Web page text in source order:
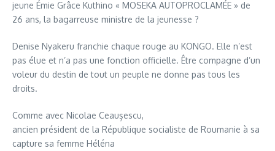
jeune Émie Grâce Kuthino « MOSEKA AUTOPROCLAMÉE » de
26 ans, la bagarreuse ministre de la jeunesse ?
Denise Nyakeru franchie chaque rouge au KONGO. Elle n’est
pas élue et n’a pas une fonction officielle. Être compagne d’un
voleur du destin de tout un peuple ne donne pas tous les
droits.
Comme avec Nicolae Ceaușescu,
ancien président de la République socialiste de Roumanie à sa
capture sa femme Héléna